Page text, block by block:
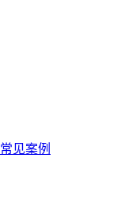
见案例